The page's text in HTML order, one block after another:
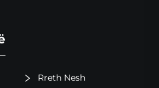
Rreth Nesh